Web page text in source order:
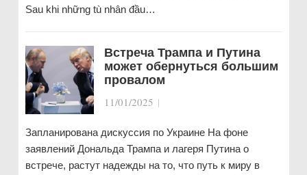
Sau khi những tù nhân đầu…
Встреча Трампа и Путина
может обернуться большим
провалом
11/01/2025 |
Запланирована дискуссия по Украине На фоне
заявлений Дональда Трампа и лагеря Путина о
встрече, растут надежды на то, что путь к миру в